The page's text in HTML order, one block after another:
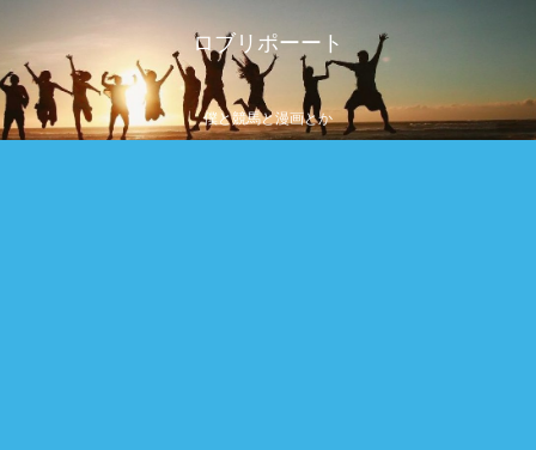
ロブリポーート
僕と競馬と漫画とか